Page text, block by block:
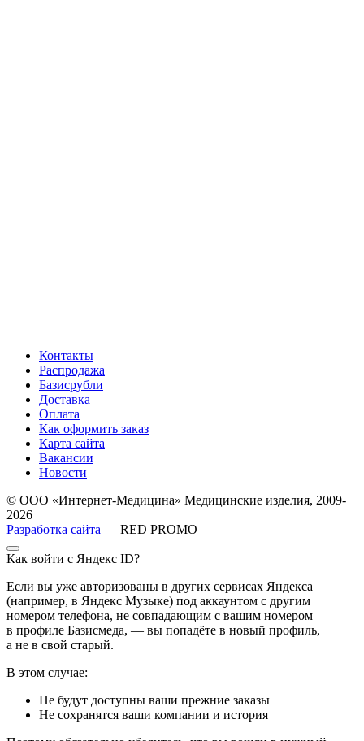
Контакты
Распродажа
Базисрубли
Доставка
Оплата
Как оформить заказ
Карта сайта
Вакансии
Новости
© ООО «Интернет-Медицина» Медицинские изделия, 2009-
2026
Разработка сайта — RED PROMO
Как войти с Яндекс ID?
Если вы уже авторизованы в других сервисах Яндекса
(например, в Яндекс Музыке) под аккаунтом с другим
номером телефона, не совпадающим с вашим номером
в профиле Базисмеда, — вы попадёте в новый профиль,
а не в свой старый.
В этом случае:
Не будут доступны ваши прежние заказы
Не сохранятся ваши компании и история